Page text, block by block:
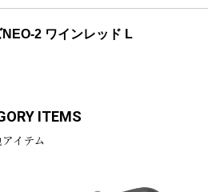
2 ワインレッド L
ITEMS
イテム